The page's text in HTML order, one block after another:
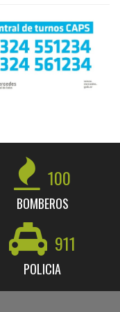
100
BOMBEROS
911
POLICIA